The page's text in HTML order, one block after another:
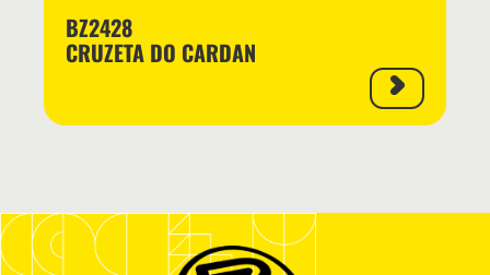
BZ2428
CRUZETA DO CARDAN